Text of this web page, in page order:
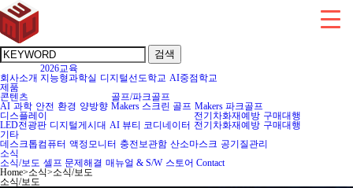
검색
회사소개
2026교육
지능형과학실 디지털선도학교 AI중점학교
제품
콘텐츠
AI 과학 안전 환경 양방향
골프/파크골프
Makers 스크린 골프 Makers 파크골프
디스플레이
LED전광판 디지털게시대 AI 뷰티 코디네이터
전기차화재예방
전기차화재예방
구매대행
구매대행
기타
데스크톱컴퓨터 액정모니터 충전보관함 산소마스크 공기질관리
소식
소식/보도 셀프 문제해결 매뉴얼 & S/W 스토어 Contact
Home>소식>소식/보도
소식/보도